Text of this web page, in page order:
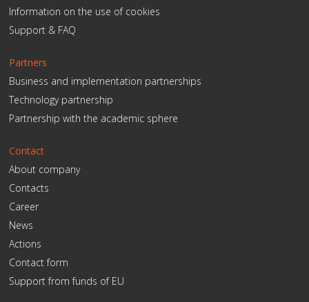
Information on the use of cookies
Support & FAQ
Partners
Business and implementation partnerships
Technology partnership
Partnership with the academic sphere
Contact
About company
Contacts
Career
News
Actions
Contact form
Support from funds of EU